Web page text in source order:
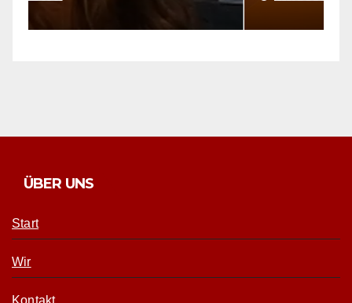
ÜBER UNS
Start
Wir